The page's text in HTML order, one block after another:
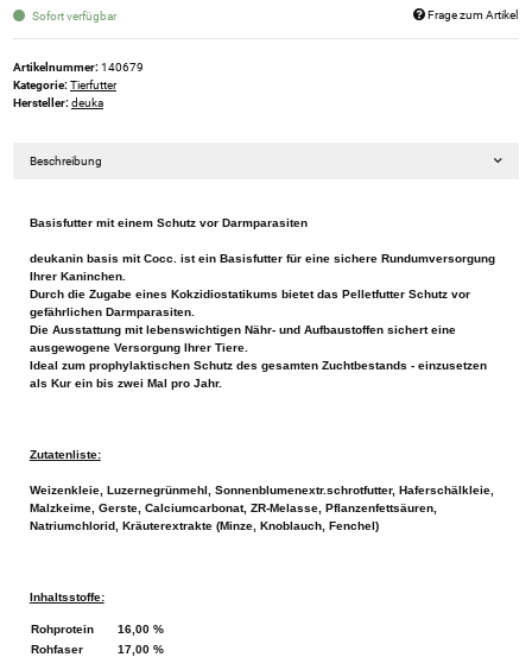
Sofort verfügbar Frage zum Artikel
Artikelnummer: 140679
Kategorie: Tierfutter
Hersteller: deuka
Beschreibung
Basisfutter mit einem Schutz vor Darmparasiten
deukanin basis mit Cocc. ist ein Basisfutter für eine sichere Rundumversorgung
Ihrer Kaninchen.
Durch die Zugabe eines Kokzidiostatikums bietet das Pelletfutter Schutz vor
gefährlichen Darmparasiten.
Die Ausstattung mit lebenswichtigen Nähr- und Aufbaustoffen sichert eine
ausgewogene Versorgung Ihrer Tiere.
Ideal zum prophylaktischen Schutz des gesamten Zuchtbestands - einzusetzen
als Kur ein bis zwei Mal pro Jahr.
Zutatenliste:
Weizenkleie, Luzernegrünmehl, Sonnenblumenextr.schrotfutter, Haferschälkleie,
Malzkeime, Gerste, Calciumcarbonat, ZR-Melasse, Pflanzenfettsäuren,
Natriumchlorid, Kräuterextrakte (Minze, Knoblauch, Fenchel)
Inhaltsstoffe:
Rohprotein
16,00 %
Rohfaser
17,00 %